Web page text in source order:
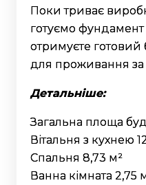
Поки триває
готуємо фундамент
отримуєте
для проживання за
Детальніше:
Загальна площа
Вітальня з кухнею
Спальня 8,73 м²
Ванна кімната 2,75